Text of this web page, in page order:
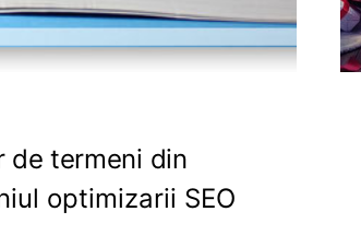
de termeni din
optimizarii SEO